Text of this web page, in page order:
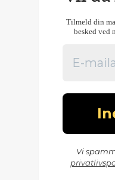
Tilmeld din
besked ved
Vi